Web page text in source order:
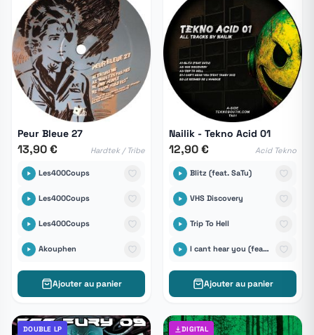
Peur Bleue 27
13,90 € Hardtek / Tribe
Les400Coups
Les400Coups
Les400Coups
Akouphen
Ajouter au panier
Nailik - Tekno Acid 01
12,90 € Acid Tekno
Blitz (feat. SaTu)
VHS Discovery
Trip To Hell
I cant hear you (feat. Tamby 303)
Ajouter au panier
DOUBLE LP DIGITAL